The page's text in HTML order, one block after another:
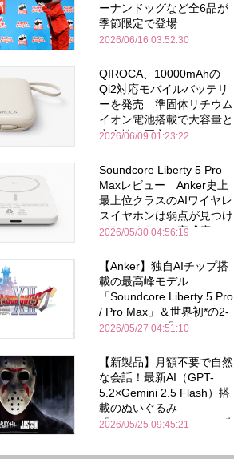
ーナンドッグなど全6品が
季節限定で登場
2026/06/16 03:52:30
QIROCA、10000mAhの
Qi2対応モバイルバッテリ
ーを発売 準固体リチウム
イオン電池搭載で大容量と
安全性を両立
2026/06/09 01:23:22
Soundcore Liberty 5 Pro
Maxレビュー Anker史上
最上位クラスのAIワイヤレ
スイヤホンは弱点が見つけ
づらいくらいの完成度にび
Bose並み
2026/05/30 04:56:19
【Anker】独自AIチップ搭
載の最高峰モデル
「Soundcore Liberty 5 Pro
/ Pro Max」＆世界初*の2-
in-1イヤホン「AeroFit 2
2026/05/27 04:51:10
【新製品】月額不要で自然
な会話！最新AI（GPT-
5.2×Gemini 2.5 Flash）搭
載のぬいぐるみ
「KOTTI」、Makuakeで先
2026/05/25 09:45:21